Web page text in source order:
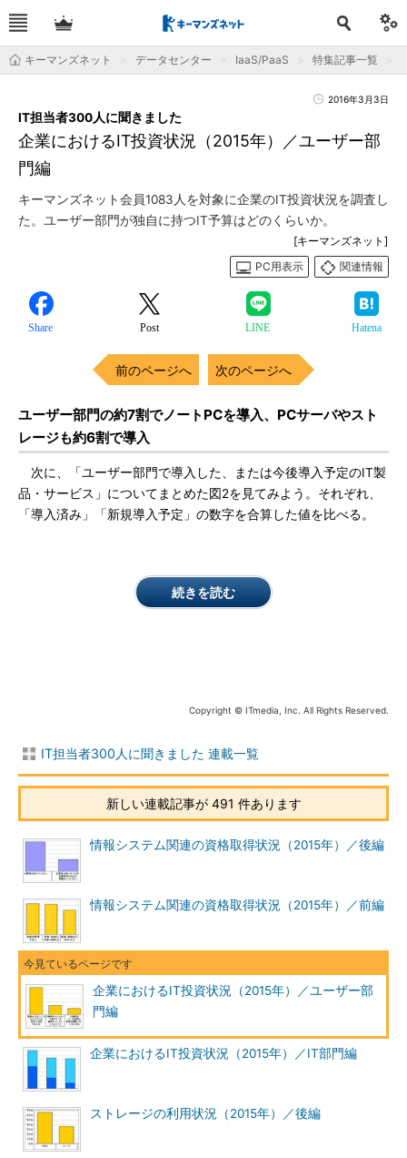
キーマンズネット データセンター IaaS/PaaS 特集記事一覧
2016年3月3日
企業におけるIT投資状況（2015年）／ユーザー部
門編
IT担当者300人に聞きました
キーマンズネット会員1083人を対象に企業のIT投資状況を調査し
た。ユーザー部門が独自に持つIT予算はどのくらいか。
[キーマンズネット]
PC用表示
関連情報
Share Post LINE Hatena
前のページへ 次のページへ
ユーザー部門の約7割でノートPCを導入、PCサーバやスト
レージも約6割で導入
次に、「ユーザー部門で導入した、または今後導入予定のIT製
品・サービス」についてまとめた図2を見てみよう。それぞれ、
「導入済み」「新規導入予定」の数字を合算した値を比べる。
続きを読む
Copyright © ITmedia, Inc. All Rights Reserved.
IT担当者300人に聞きました 連載一覧
新しい連載記事が 491 件あります
情報システム関連の資格取得状況（2015年）／後編
情報システム関連の資格取得状況（2015年）／前編
企業におけるIT投資状況（2015年）／ユーザー部
門編
企業におけるIT投資状況（2015年）／IT部門編
ストレージの利用状況（2015年）／後編